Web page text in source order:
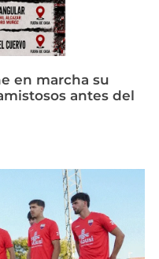
en marcha su
antes del